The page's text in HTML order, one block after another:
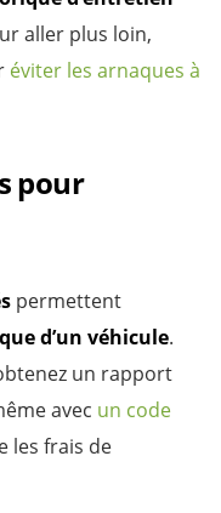
aller plus loin,
éviter les arnaques à
pour
permettent
d’un véhicule.
un rapport
avec un code
les frais de